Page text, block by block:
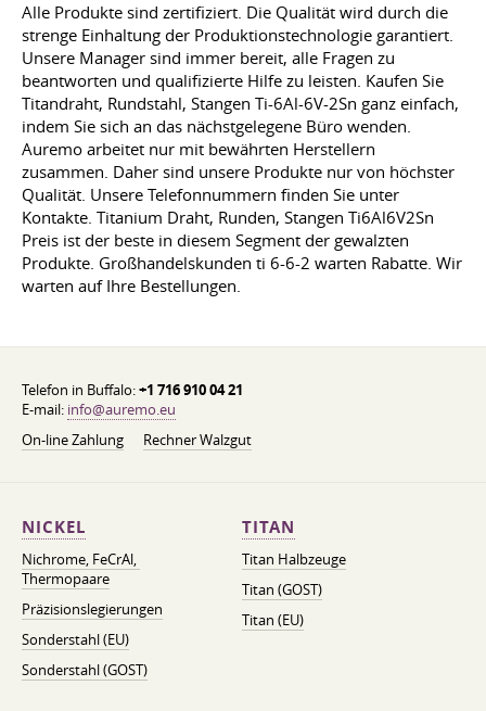
Alle Produkte sind zertifiziert. Die Qualität wird durch die
strenge Einhaltung der Produktionstechnologie garantiert.
Unsere Manager sind immer bereit, alle Fragen zu
beantworten und qualifizierte Hilfe zu leisten. Kaufen Sie
Titandraht, Rundstahl, Stangen Ti-6Al-6V-2Sn ganz einfach,
indem Sie sich an das nächstgelegene Büro wenden.
Auremo arbeitet nur mit bewährten Herstellern
zusammen. Daher sind unsere Produkte nur von höchster
Qualität. Unsere Telefonnummern finden Sie unter
Kontakte. Titanium Draht, Runden, Stangen Ti6Al6V2Sn
Preis ist der beste in diesem Segment der gewalzten
Produkte. Großhandelskunden ti 6-6-2 warten Rabatte. Wir
warten auf Ihre Bestellungen.
Telefon in Buffalo:+1 716 910 04 21
E-mail: info@auremo.eu
On-line Zahlung
Rechner Walzgut
NICKEL
Nichrome, FeСrAl, ​​
Thermopaare
Präzisionslegierungen
Sonderstahl (EU)
Sonderstahl (GOST)
TITAN
Titan Halbzeuge
Titan (GOST)
Titan (EU)